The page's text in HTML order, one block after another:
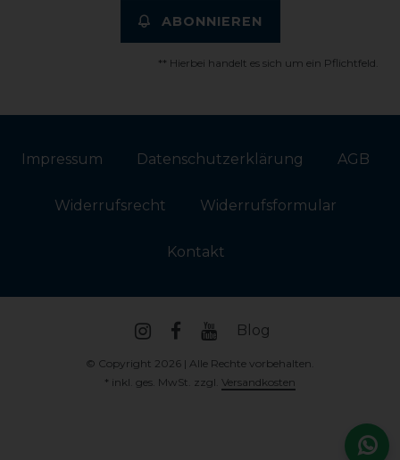
ABONNIEREN
** Hierbei handelt es sich um ein Pflichtfeld.
Impressum Daten­schutz­erklärung AGB
Widerrufs­recht Widerrufs­formular
Kontakt
Blog
© Copyright 2026 | Alle Rechte vorbehalten.
* inkl. ges. MwSt. zzgl. Versandkosten